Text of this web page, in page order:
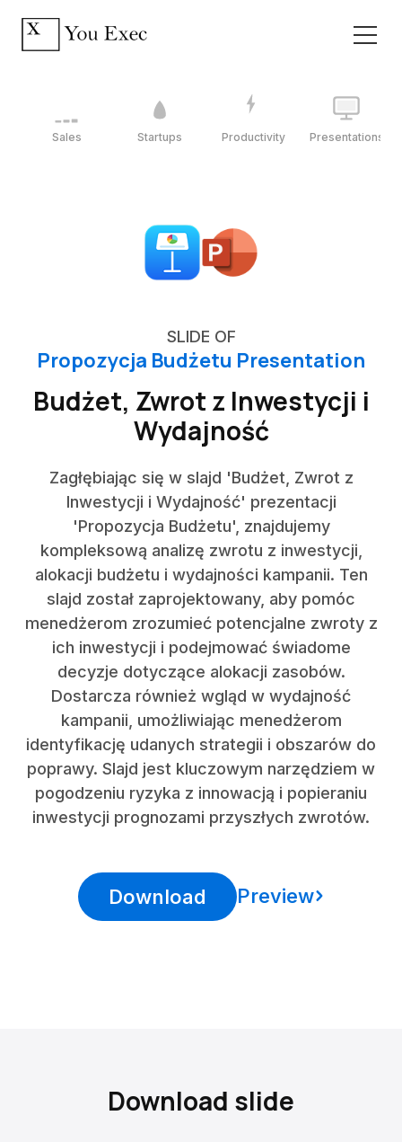
Sales Startups Productivity Presentations
SLIDE OF
Propozycja Budżetu Presentation
Budżet, Zwrot z Inwestycji i
Wydajność
Zagłębiając się w slajd 'Budżet, Zwrot z
Inwestycji i Wydajność' prezentacji
'Propozycja Budżetu', znajdujemy
kompleksową analizę zwrotu z inwestycji,
alokacji budżetu i wydajności kampanii. Ten
slajd został zaprojektowany, aby pomóc
menedżerom zrozumieć potencjalne zwroty z
ich inwestycji i podejmować świadome
decyzje dotyczące alokacji zasobów.
Dostarcza również wgląd w wydajność
kampanii, umożliwiając menedżerom
identyfikację udanych strategii i obszarów do
poprawy. Slajd jest kluczowym narzędziem w
pogodzeniu ryzyka z innowacją i popieraniu
inwestycji prognozami przyszłych zwrotów.
Download Preview
Download slide